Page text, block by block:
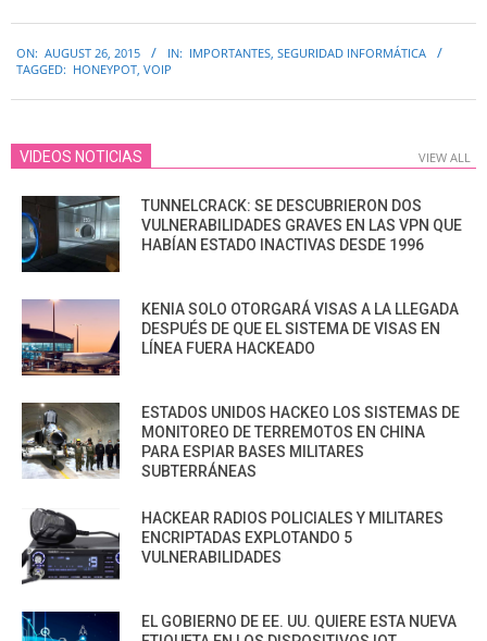
08-
ON: AUGUST 26, 2015 IN: IMPORTANTES, SEGURIDAD INFORMÁTICA
TAGGED: HONEYPOT, VOIP
VIDEOS NOTICIAS VIEW ALL
TUNNELCRACK: SE DESCUBRIERON DOS
VULNERABILIDADES GRAVES EN LAS VPN QUE
HABÍAN ESTADO INACTIVAS DESDE 1996
KENIA SOLO OTORGARÁ VISAS A LA LLEGADA
DESPUÉS DE QUE EL SISTEMA DE VISAS EN
LÍNEA FUERA HACKEADO
ESTADOS UNIDOS HACKEO LOS SISTEMAS DE
MONITOREO DE TERREMOTOS EN CHINA
PARA ESPIAR BASES MILITARES
SUBTERRÁNEAS
HACKEAR RADIOS POLICIALES Y MILITARES
ENCRIPTADAS EXPLOTANDO 5
VULNERABILIDADES
EL GOBIERNO DE EE. UU. QUIERE ESTA NUEVA